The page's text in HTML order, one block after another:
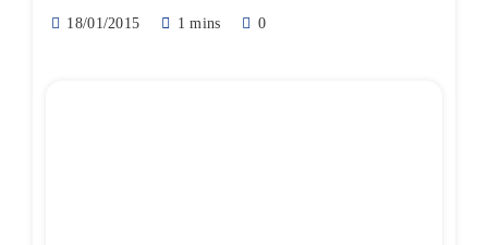
18/01/2015 1 mins 0